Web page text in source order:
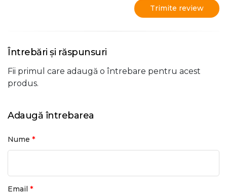
Trimite review
Întrebări și răspunsuri
Fii primul care adaugă o întrebare pentru acest
produs.
Adaugă întrebarea
Nume *
Email *